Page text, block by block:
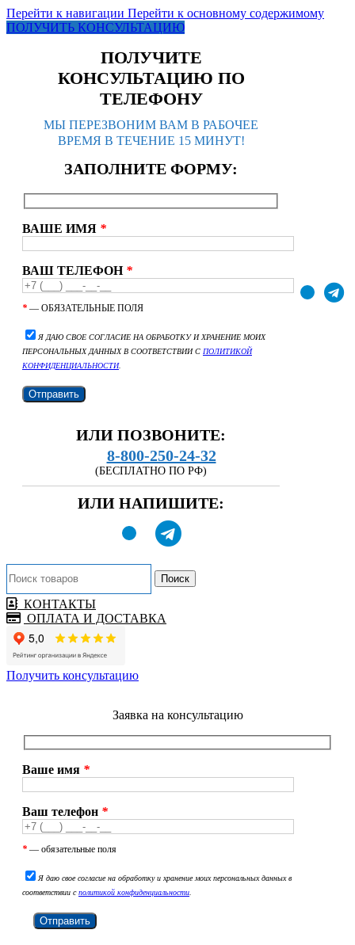
Перейти к навигации Перейти к основному содержимому
ПОЛУЧИТЬ КОНСУЛЬТАЦИЮ
ПОЛУЧИТЕ
КОНСУЛЬТАЦИЮ ПО
ТЕЛЕФОНУ
МЫ ПЕРЕЗВОНИМ ВАМ В РАБОЧЕЕ
ВРЕМЯ В ТЕЧЕНИЕ 15 МИНУТ!
ЗАПОЛНИТЕ ФОРМУ:
ВАШЕ ИМЯ *
ВАШ ТЕЛЕФОН *
* — ОБЯЗАТЕЛЬНЫЕ ПОЛЯ
Я ДАЮ СВОЕ СОГЛАСИЕ НА ОБРАБОТКУ И ХРАНЕНИЕ МОИХ
ПЕРСОНАЛЬНЫХ ДАННЫХ В СООТВЕТСТВИИ С ПОЛИТИКОЙ
КОНФИДЕНЦИАЛЬНОСТИ.
ИЛИ ПОЗВОНИТЕ:
8-800-250-24-32
(БЕСПЛАТНО ПО РФ)
ИЛИ НАПИШИТЕ:
Поиск
КОНТАКТЫ
ОПЛАТА И ДОСТАВКА
Получить консультацию
Заявка на консультацию
Ваше имя *
Ваш телефон *
* — обязательные поля
Я даю свое согласие на обработку и хранение моих персональных данных в
соответствии сполитикой конфиденциальности